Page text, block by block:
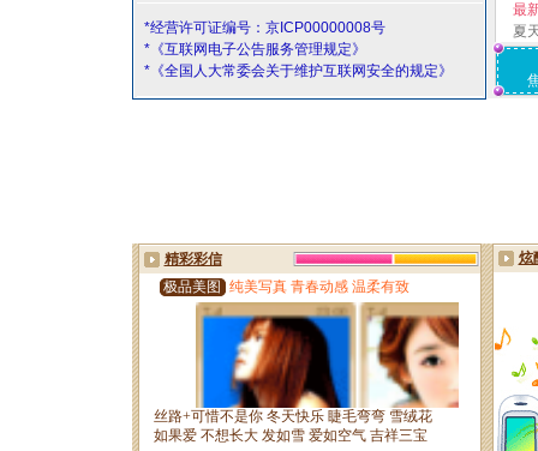
*经营许可证编号：京ICP00000008号
*《互联网电子公告服务管理规定》
*《全国人大常委会关于维护互联网安全的规定》
最
夏